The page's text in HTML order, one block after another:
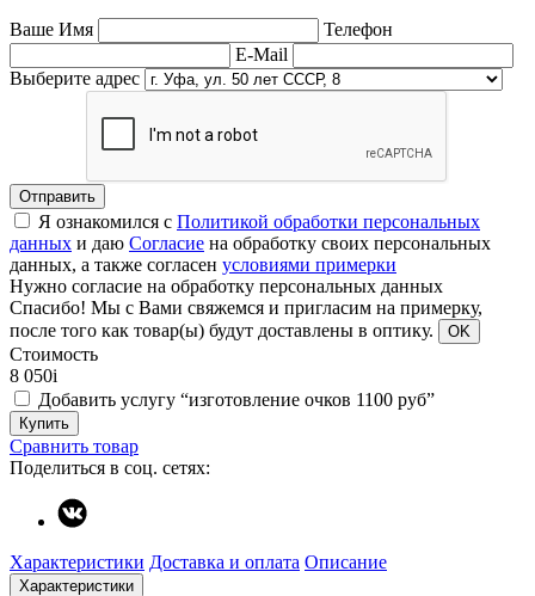
Ваше Имя
Телефон
E-Mail
Выберите адрес
Отправить
Я ознакомился с Политикой обработки персональных
данных и даю Согласие на обработку своих персональных
данных, а также согласен условиями примерки
Нужно согласие на обработку персональных данных
Спасибо! Мы с Вами свяжемся и пригласим на примерку,
после того как товар(ы) будут доставлены в оптику.
OK
Стоимость
8 050i
Добавить услугу “изготовление очков 1100 руб”
Купить
Сравнить товар
Поделиться в соц. сетях:
Характеристики Доставка и оплата Описание
Характеристики